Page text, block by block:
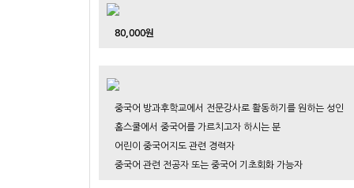
80,000원
중국어 방과후학교에서 전문강사로 활동하기를 원하는 성인
홈스쿨에서 중국어를 가르치고자 하시는 분
어린이 중국어지도 관련 경력자
중국어 관련 전공자 또는 중국어 기초회화 가능자